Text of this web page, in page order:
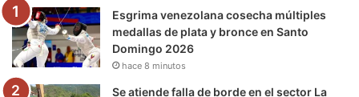
o
k
r
e
r
m
a
Esgrima venezolana cosecha múltiples
medallas de plata y bronce en Santo
Domingo 2026
hace 8 minutos
Se atiende falla de borde en el sector La